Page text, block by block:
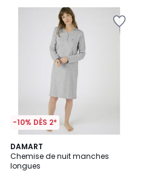
-10% DÈS 2*
DAMART
Chemise de nuit manches
longues
4,5
/ 5